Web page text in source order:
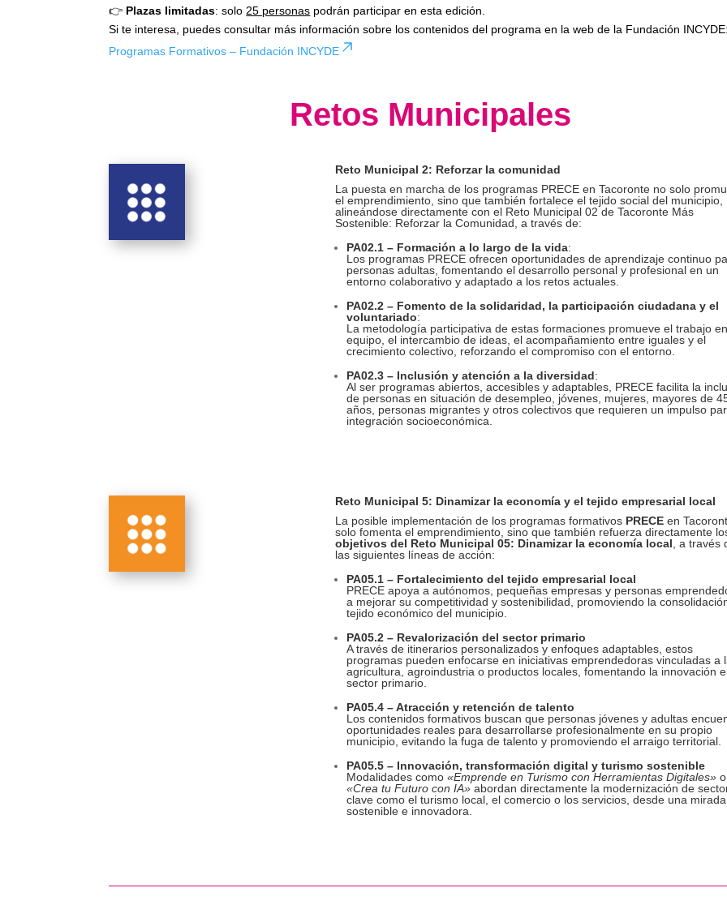
👉 Plazas limitadas: solo 25 personas podrán participar en esta edición.
Si te interesa, puedes consultar más información sobre los contenidos del programa en la web de la Fundación
Programas Formativos – Fundación INCYDE
Retos Municipales
Reto Municipal 2: Reforzar la comunidad
La puesta en marcha de los programas PRECE en Tacoronte no solo
el emprendimiento, sino que también fortalece el tejido social del municipio,
alineándose directamente con el Reto Municipal 02 de Tacoronte Más
Sostenible: Reforzar la Comunidad, a través de:
PA02.1 – Formación a lo largo de la vida:
Los programas PRECE ofrecen oportunidades de aprendizaje continuo
personas adultas, fomentando el desarrollo personal y profesional en un
entorno colaborativo y adaptado a los retos actuales.
PA02.2 – Fomento de la solidaridad, la participación ciudadana y el
voluntariado:
La metodología participativa de estas formaciones promueve el trabajo en
equipo, el intercambio de ideas, el acompañamiento entre iguales y el
crecimiento colectivo, reforzando el compromiso con el entorno.
PA02.3 – Inclusión y atención a la diversidad:
Al ser programas abiertos, accesibles y adaptables, PRECE facilita la
de personas en situación de desempleo, jóvenes, mujeres, mayores de
años, personas migrantes y otros colectivos que requieren un impulso
integración socioeconómica.
Reto Municipal 5: Dinamizar la economía y el tejido empresarial local
La posible implementación de los programas formativos PRECEen
solo fomenta el emprendimiento, sino que también refuerza directamente
objetivos del Reto Municipal 05: Dinamizar la economía local , a través
las siguientes líneas de acción:
PA05.1 – Fortalecimiento del tejido empresarial local
PRECE apoya a autónomos, pequeñas empresas y personas
a mejorar su competitividad y sostenibilidad, promoviendo la
tejido económico del municipio.
PA05.2 – Revalorización del sector primario
A través de itinerarios personalizados y enfoques adaptables, estos
programas pueden enfocarse en iniciativas emprendedoras vinculadas a
agricultura, agroindustria o productos locales, fomentando la innovación
sector primario.
PA05.4 – Atracción y retención de talento
Los contenidos formativos buscan que personas jóvenes y adultas
oportunidades reales para desarrollarse profesionalmente en su propio
municipio, evitando la fuga de talento y promoviendo el arraigo territorial.
PA05.5 – Innovación, transformación digital y turismo sostenible
Modalidades como «Emprende en Turismo con Herramientas Digitales»o
«Crea tu Futuro con IA»abordan directamente la modernización de
clave como el turismo local, el comercio o los servicios, desde una mirada
sostenible e innovadora.